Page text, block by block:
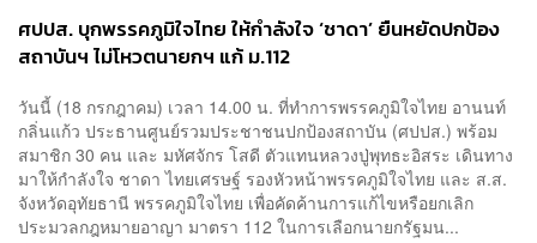
ศปปส. บุกพรรคภูมิใจไทย ให้กำลังใจ ‘ชาดา’ ยืนหยัดปกป้อง
สถาบันฯ ไม่โหวตนายกฯ แก้ ม.112
วันนี้ (18 กรกฎาคม) เวลา 14.00 น. ที่ทำการพรรคภูมิใจไทย อานนท์
กลิ่นแก้ว ประธานศูนย์รวมประชาชนปกป้องสถาบัน (ศปปส.) พร้อม
สมาชิก 30 คน และ มหัศจักร โสดี ตัวแทนหลวงปู่พุทธะอิสระ เดินทาง
มาให้กำลังใจ ชาดา ไทยเศรษฐ์ รองหัวหน้าพรรคภูมิใจไทย และ ส.ส.
จังหวัดอุทัยธานี พรรคภูมิใจไทย เพื่อคัดค้านการแก้ไขหรือยกเลิก
ประมวลกฎหมายอาญา มาตรา 112 ในการเลือกนายกรัฐมน...